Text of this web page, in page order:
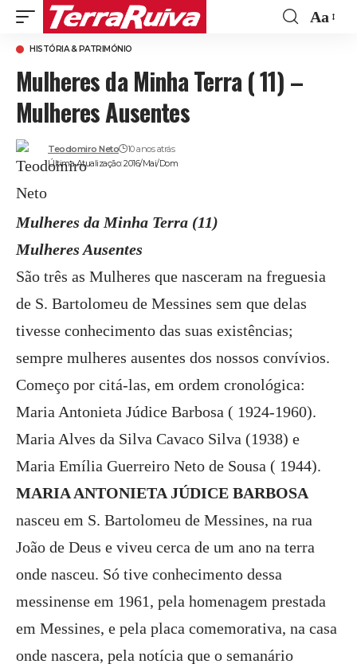
Aa
HISTÓRIA & PATRIMÓNIO
Mulheres da Minha Terra ( 11) –
Mulheres Ausentes
Última Atualização: 2016/Mai/Dom
Teodomiro Neto 10 anos atrás
Mulheres da Minha Terra (11)
Mulheres Ausentes
São três as Mulheres que nasceram na freguesia
de S. Bartolomeu de Messines sem que delas
tivesse conhecimento das suas existências;
sempre mulheres ausentes dos nossos convívios.
Começo por citá-las, em ordem cronológica:
Maria Antonieta Júdice Barbosa ( 1924-1960).
Maria Alves da Silva Cavaco Silva (1938) e
Maria Emília Guerreiro Neto de Sousa ( 1944).
MARIA ANTONIETA JÚDICE BARBOSA
nasceu em S. Bartolomeu de Messines, na rua
João de Deus e viveu cerca de um ano na terra
onde nasceu. Só tive conhecimento dessa
messinense em 1961, pela homenagem prestada
em Messines, e pela placa comemorativa, na casa
onde nascera, pela notícia que o semanário